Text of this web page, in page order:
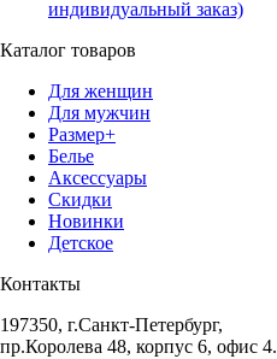
индивидуальный заказ)
Каталог товаров
Для женщин
Для мужчин
Размер+
Белье
Аксессуары
Скидки
Новинки
Детское
Контакты
197350, г.Санкт-Петербург,
пр.Королева 48, корпус 6, офис 4.